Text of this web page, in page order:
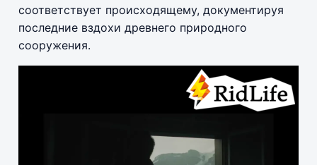
соответствует происходящему, документируя
последние вздохи древнего природного
сооружения.